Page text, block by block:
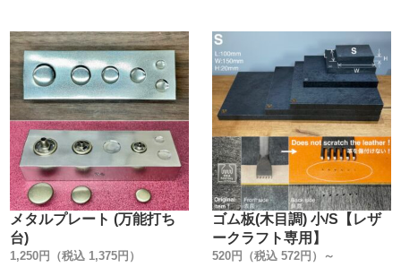
いかもしれません。
実は、カシメ金具はどこのメーカーでも同じでは無いんで
す。
弊社では、【日本製で高品質・低価格な金具】を、【レザ
ークラフト工具製造メーカーの視点】から選んで販売して
います。
信頼のおける金具メーカーの規格に合わせた、工具(打棒)
を作る事を作る事が、一番使用上のトラブルが無いので
す。
・
【販売方法】
販売方法を3種類ご用意しました。
メタルプレート (万能打ち
台)
1,250円（税込 1,375円）
ゴム板(木目調) 小/S【レザ
ークラフト専用】
520円（税込 572円）～